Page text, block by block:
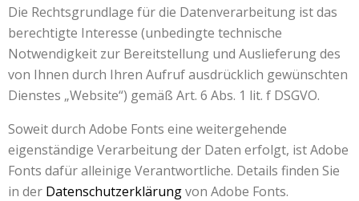
Die Rechtsgrundlage für die Datenverarbeitung ist das
berechtigte Interesse (unbedingte technische
Notwendigkeit zur Bereitstellung und Auslieferung des
von Ihnen durch Ihren Aufruf ausdrücklich gewünschten
Dienstes „Website“) gemäß Art. 6 Abs. 1 lit. f DSGVO.
Soweit durch Adobe Fonts eine weitergehende
eigenständige Verarbeitung der Daten erfolgt, ist Adobe
Fonts dafür alleinige Verantwortliche. Details finden Sie
in der Datenschutzerklärungvon Adobe Fonts.